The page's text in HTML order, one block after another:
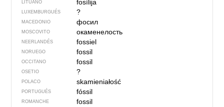
LITUANO fosìlija
LUXEMBURGUÉS ?
MACEDONIO фосил
MOSCOVITO окаменелость
NEERLANDÉS fossiel
NORUEGO fossil
OCCITANO fossil
OSETIO ?
POLACO skamieniałość
PORTUGUÉS fóssil
ROMANCHE fossil